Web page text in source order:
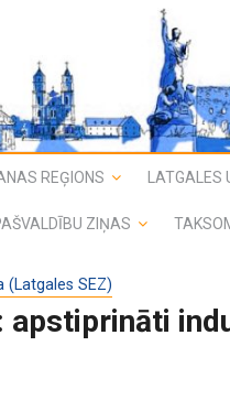
REĢIONS
ZIŅAS
(Latgales SEZ)
apstiprināti